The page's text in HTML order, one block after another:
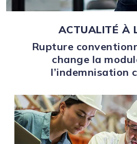
ACTUALITÉ À
Rupture
change la
l’indemnisation